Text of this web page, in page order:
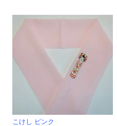
こけし ピンク